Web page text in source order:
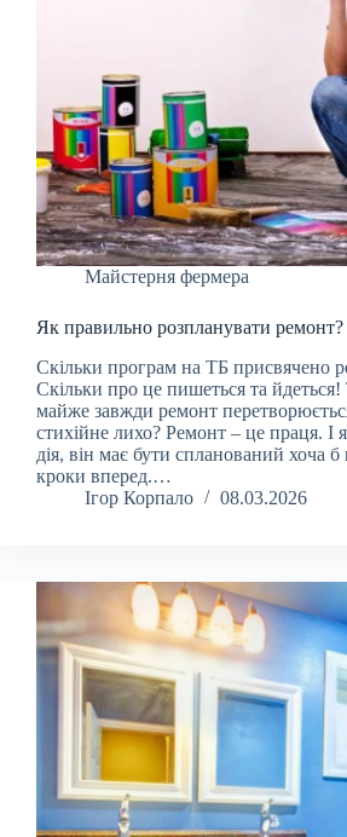
Майстерня фермера
Як правильно розпланувати ремонт?
Скільки програм на ТБ присвячено
Скільки про це пишеться та
майже завжди ремонт
стихійне лихо? Ремонт – це праця. І
дія, він має бути спланований хоча б
кроки вперед.…
Ігор Корпало
08.03.2026